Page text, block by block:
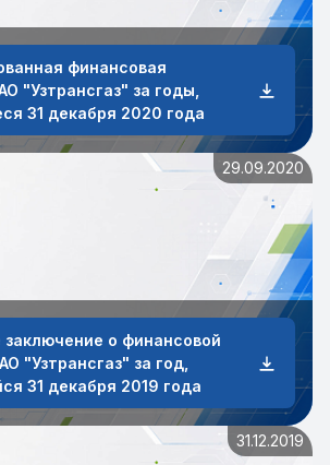
финансовая
"Узтрансгаз" за годы,
31 декабря 2020 года
29.09.2020
заключение о финансовой
"Узтрансгаз" за год,
31 декабря 2019 года
31.12.2019